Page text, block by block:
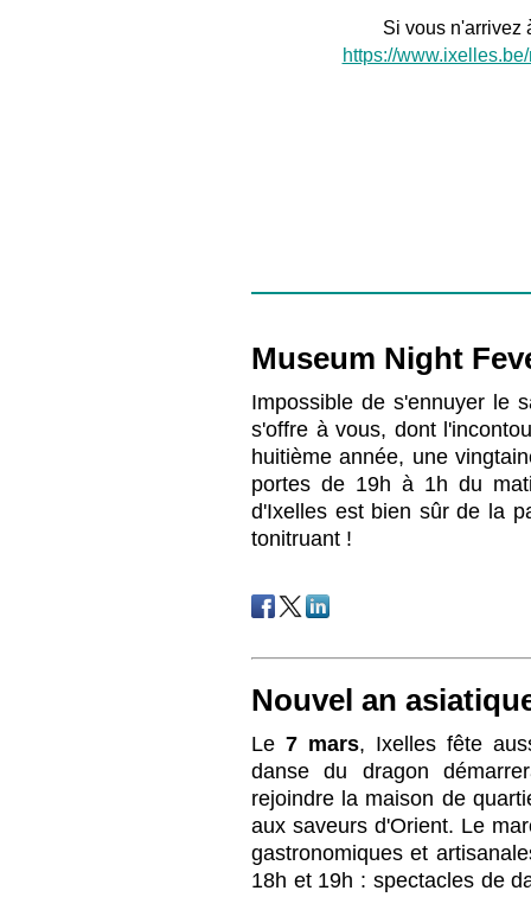
Si vous n'arrivez
https://
Museum Night
Impossible de s'ennuyer le
s'offre à vous, dont
huitième année, une
portes de 19h à 1h du
d'Ixelles est bien sûr de la
tonitruant !
Nouvel an
Le7 mars, Ixelles fête
danse du dragon
rejoindre la maison de
aux saveurs d'Orient. Le
gastronomiques et
18h et 19h : spectacles de